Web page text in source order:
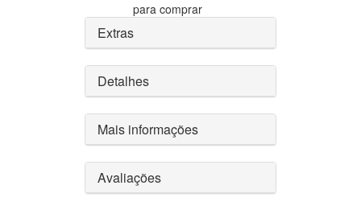
para comprar
Extras
Detalhes
Mais informações
Avaliações